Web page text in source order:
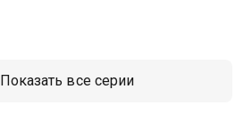
Показать все серии